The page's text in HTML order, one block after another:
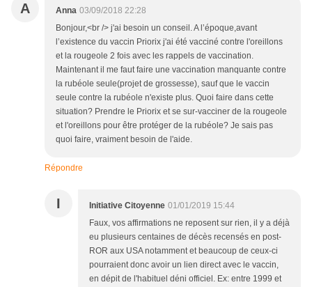
A Anna 03/09/2018 22:28
Bonjour,<br /> j'ai besoin un conseil. A l’époque,avant
l’existence du vaccin Priorix j'ai été vacciné contre l'oreillons
et la rougeole 2 fois avec les rappels de vaccination.
Maintenant il me faut faire une vaccination manquante contre
la rubéole seule(projet de grossesse), sauf que le vaccin
seule contre la rubéole n'existe plus. Quoi faire dans cette
situation? Prendre le Priorix et se sur-vacciner de la rougeole
et l'oreillons pour être protéger de la rubéole? Je sais pas
quoi faire, vraiment besoin de l'aide.
Répondre
I Initiative Citoyenne 01/01/2019 15:44
Faux, vos affirmations ne reposent sur rien, il y a déjà
eu plusieurs centaines de décès recensés en post-
ROR aux USA notamment et beaucoup de ceux-ci
pourraient donc avoir un lien direct avec le vaccin,
en dépit de l'habituel déni officiel. Ex: entre 1999 et